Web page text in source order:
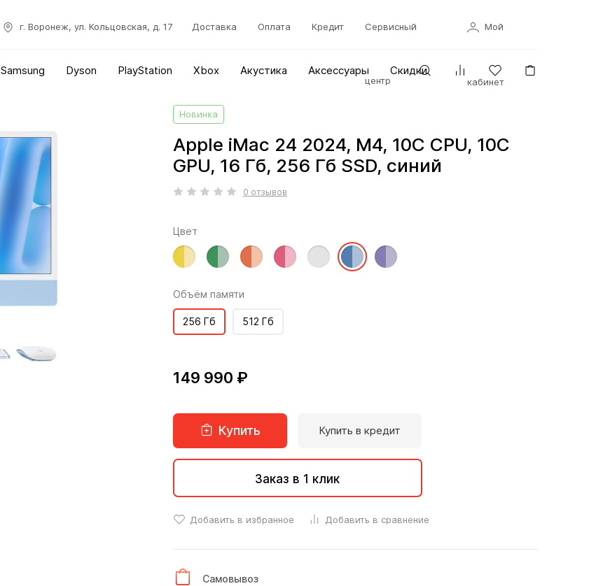
г. Воронеж, ул. Кольцовская, д. 17 Доставка Оплата Кредит Сервисный
центр
Мой
кабинет
Samsung Dyson PlayStation Xbox Акустика Аксессуары Скидки
Новинка
Apple iMac 24 2024, M4, 10C CPU, 10C
GPU, 16 Гб, 256 Гб SSD, синий
0 отзывов
Цвет
Объём памяти
256 Гб 512 Гб
149 990 ₽
Купить Купить в кредит
Заказ в 1 клик
Добавить в избранное Добавить в сравнение
Самовывоз